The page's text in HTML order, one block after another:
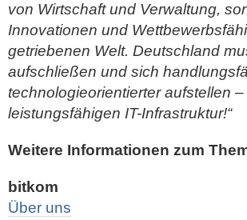
von Wirtschaft und Verwaltung,
Innovationen und
getriebenen Welt. Deutschland
aufschließen und sich
technologieorientierter aufstellen
leistungsfähigen IT-Infrastruktur!“
Weitere Informationen zum
bitkom
Über uns